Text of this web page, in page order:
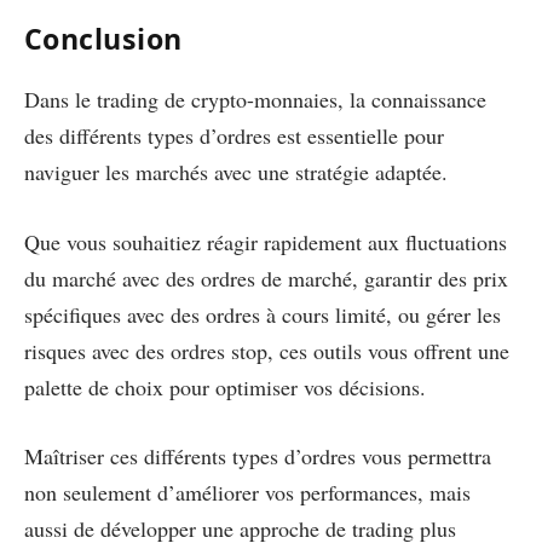
Conclusion
Dans le trading de crypto-monnaies, la connaissance
des différents types d’ordres est essentielle pour
naviguer les marchés avec une stratégie adaptée.
Que vous souhaitiez réagir rapidement aux fluctuations
du marché avec des ordres de marché, garantir des prix
spécifiques avec des ordres à cours limité, ou gérer les
risques avec des ordres stop, ces outils vous offrent une
palette de choix pour optimiser vos décisions.
Maîtriser ces différents types d’ordres vous permettra
non seulement d’améliorer vos performances, mais
aussi de développer une approche de trading plus